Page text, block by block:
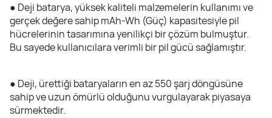
● Deji batarya, yüksek kaliteli malzemelerin kullanımı ve
gerçek değere sahip mAh-Wh (Güç) kapasitesiyle pil
hücrelerinin tasarımına yenilikçi bir çözüm bulmuştur.
Bu sayede kullanıcılara verimli bir pil gücü sağlamıştır.
● Deji, ürettiği bataryaların en az 550 şarj döngüsüne
sahip ve uzun ömürlü olduğunu vurgulayarak piyasaya
sürmektedir.